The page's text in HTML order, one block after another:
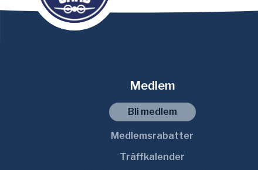
Medlem
Bli medlem
Medlemsrabatter
Träffkalender